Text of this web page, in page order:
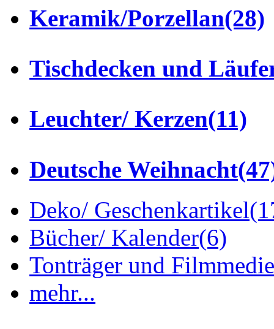
Keramik/Porzellan(28)
Tischdecken und
Leuchter/ Kerzen(11)
Deutsche Weihnacht
Deko/ Geschenkartikel
Bücher/ Kalender(6)
Tonträger und
mehr...